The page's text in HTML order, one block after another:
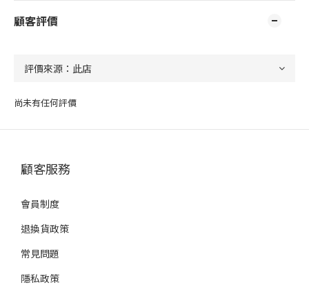
顧客評價
尚未有任何評價
顧客服務
會員制度
退換貨政策
常見問題
隱私政策